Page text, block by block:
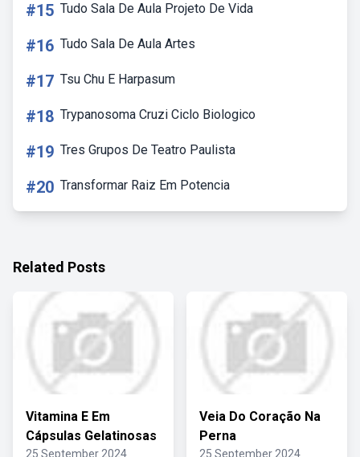
#15 Tudo Sala De Aula Projeto De Vida
#16 Tudo Sala De Aula Artes
#17 Tsu Chu E Harpasum
#18 Trypanosoma Cruzi Ciclo Biologico
#19 Tres Grupos De Teatro Paulista
#20 Transformar Raiz Em Potencia
Related Posts
Vitamina E Em
Cápsulas Gelatinosas
25 September 2024
Veia Do Coração Na
Perna
25 September 2024